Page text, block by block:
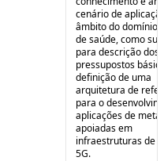
cenário de
âmbito do domínio
de saúde, como
para descrição dos
pressupostos
definição de uma
arquitetura de
para o
aplicações de
apoiadas em
infraestruturas de
5G.